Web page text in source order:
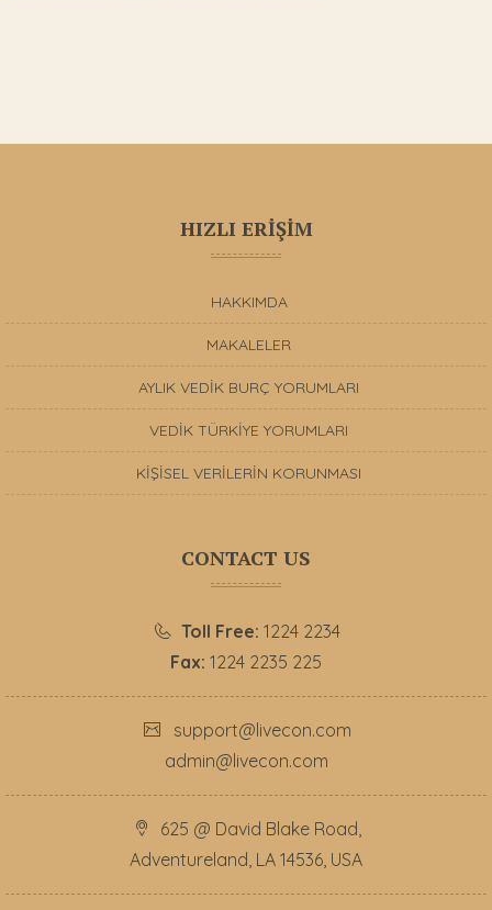
HIZLI ERİŞİM
HAKKIMDA
MAKALELER
AYLIK VEDİK BURÇ YORUMLARI
VEDİK TÜRKİYE YORUMLARI
KİŞİSEL VERİLERİN KORUNMASI
CONTACT US
Toll Free: 1224 2234
Fax: 1224 2235 225
support@livecon.com
admin@livecon.com
625 @ David Blake Road,
Adventureland, LA 14536, USA